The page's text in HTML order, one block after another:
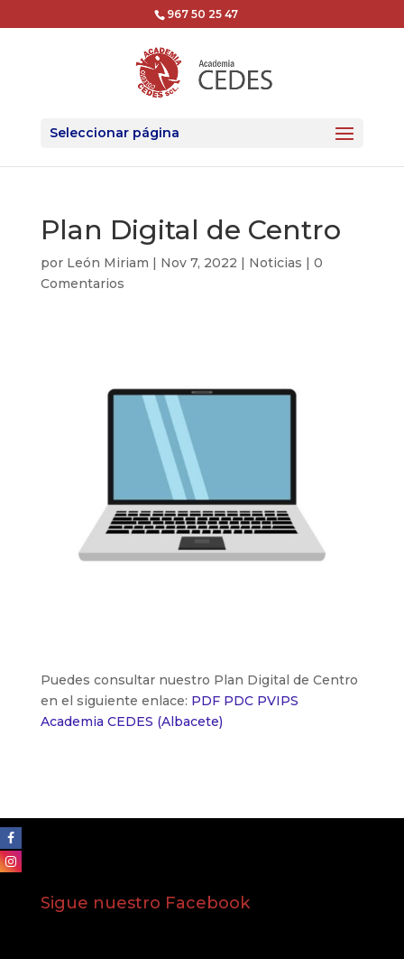
967 50 25 47
Seleccionar página
Plan Digital de Centro
por León Miriam | Nov 7, 2022 | Noticias | 0
Comentarios
Puedes consultar nuestro Plan Digital de Centro
en el siguiente enlace: PDF PDC PVIPS
Academia CEDES (Albacete)
Sigue nuestro Facebook